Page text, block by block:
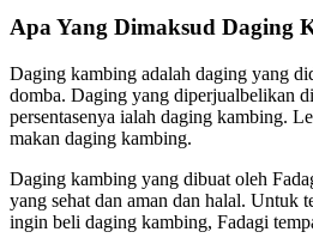
Apa Yang Dimaksud Daging
Daging kambing adalah daging yang
domba. Daging yang diperjualbelikan
persentasenya ialah daging kambing.
makan daging kambing.
Daging kambing yang dibuat oleh
yang sehat dan aman dan halal. Untuk
ingin beli daging kambing, Fadagi